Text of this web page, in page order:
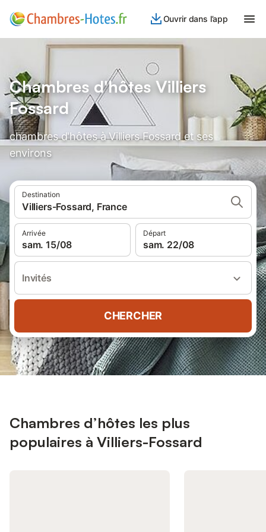
Ouvrir dans l’app
Chambres d'hôtes Villiers
Fossard
chambres d'hôtes à Villiers Fossard et ses
environs
Destination
Villiers-Fossard, France
Arrivée
sam. 15/08
Départ
sam. 22/08
Invités
CHERCHER
Chambres d’hôtes les plus
populaires à Villiers-Fossard